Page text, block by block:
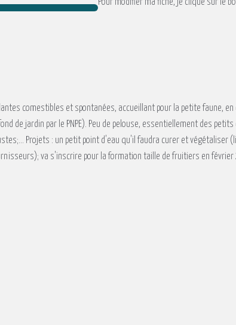
Pour modifier ma fiche, je clique sur le
comestibles et spontanées, accueillant pour la petite faune, en
de jardin par le PNPE). Peu de pelouse, essentiellement des petits
Projets : un petit point d'eau qu'il faudra curer et végétaliser
va s'inscrire pour la formation taille de fruitiers en février